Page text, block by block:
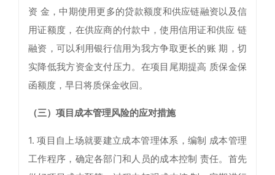
资 金，中期使用更多的贷款额度和供应链融资以及信
用证额度，在供应商的付款中，使用信用证和供应 链
融资，可以利用银行信用为我方争取更长的账 期，切
实降低我方资金支付压力。在项目尾期提高 质保金保
函额度，早日将质保金收回。
（三）项目成本管理风险的应对措施
1. 项目自上场就要建立成本管理体系，编制 成本管理
工作程序，确定各部门和人员的成本控制 责任。首先